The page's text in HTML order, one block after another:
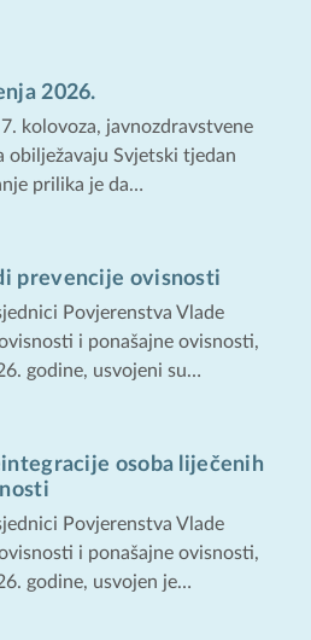
2026.
kolovoza, javnozdravstvene
Svjetski tjedan
prilika je da…
prevencije ovisnosti
Povjerenstva Vlade
i ponašajne ovisnosti,
godine, usvojeni su…
osoba liječenih
Povjerenstva Vlade
i ponašajne ovisnosti,
godine, usvojen je…